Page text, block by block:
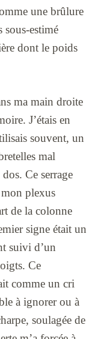
une brûlure
sous-estimé
dont le poids
ma main droite
J’étais en
souvent, un
mal
Ce serrage
plexus
de la colonne
signe était un
suivi d’un
Ce
comme un cri
à ignorer ou à
soulagée de